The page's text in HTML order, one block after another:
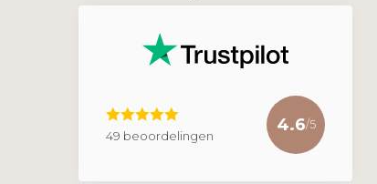
49 beoordelingen
4.6/5